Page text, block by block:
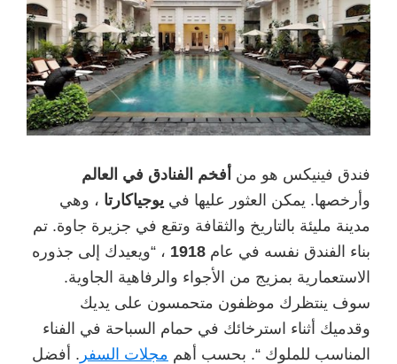
فندق فينيكس هو من أفخم الفنادق في العالم
وأرخصها. يمكن العثور عليها في يوجياكارتا ، وهي
مدينة مليئة بالتاريخ والثقافة وتقع في جزيرة جاوة. تم
بناء الفندق نفسه في عام 1918 ، “ويعيدك إلى جذوره
الاستعمارية بمزيج من الأجواء والرفاهية الجاوية.
سوف ينتظرك موظفون متحمسون على يديك
وقدميك أثناء استرخائك في حمام السباحة في الفناء
المناسب للملوك “. بحسب أهم مجلات السفر . أفضل